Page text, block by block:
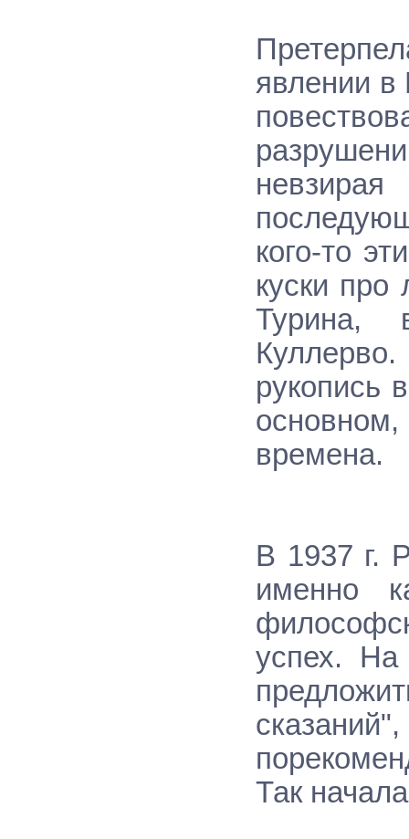
явлении в
кого-то
куски
Турина,
рукопись
времена.
В 1937 г.
именно
успех. На
Так